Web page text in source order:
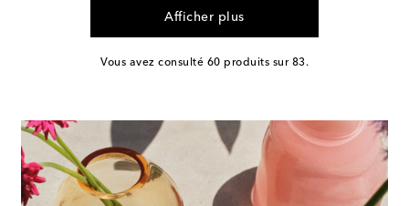
Afficher plus
Vous avez consulté 60 produits sur 83.